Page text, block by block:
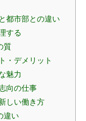
都市部との違い
する
質
・デメリット
魅力
向の仕事
しい働き方
違い